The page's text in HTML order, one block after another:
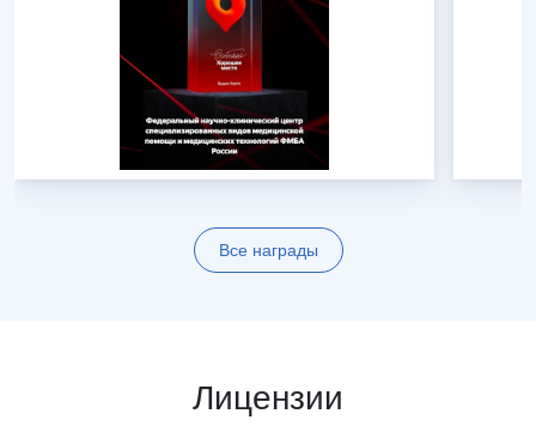
Все награды
Лицензии